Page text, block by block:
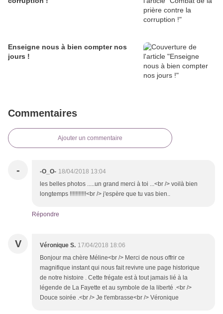
Enseigne nous à bien compter nos
jours !
Commentaires
Ajouter un commentaire
- -O_O- 18/04/2018 13:04
les belles photos .....un grand merci à toi ...<br /> voilà bien
longtemps !!!!!!!!!!!<br /> j'espère que tu vas bien..
Répondre
V Véronique S. 17/04/2018 18:06
Bonjour ma chère Méline<br /> Merci de nous offrir ce
magnifique instant qui nous fait revivre une page historique
de notre histoire . Cette frégate est à tout jamais lié à la
légende de La Fayette et au symbole de la liberté .<br />
Douce soirée .<br /> Je t'embrasse<br /> Véronique